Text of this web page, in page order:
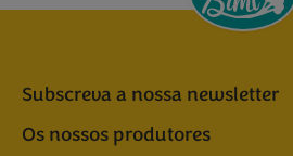
Subscreva a nossa newsletter
Os nossos produtores